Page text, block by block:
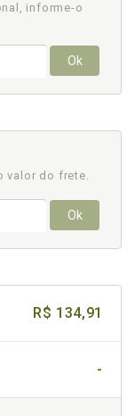
informe-o
Ok
valor do frete.
Ok
R$ 134,91
-